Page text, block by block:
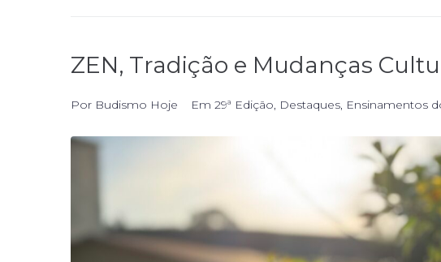
ZEN, Tradição e Mudanças
Por Budismo Hoje Em 29ª Edição, Destaques, Ensinamentos